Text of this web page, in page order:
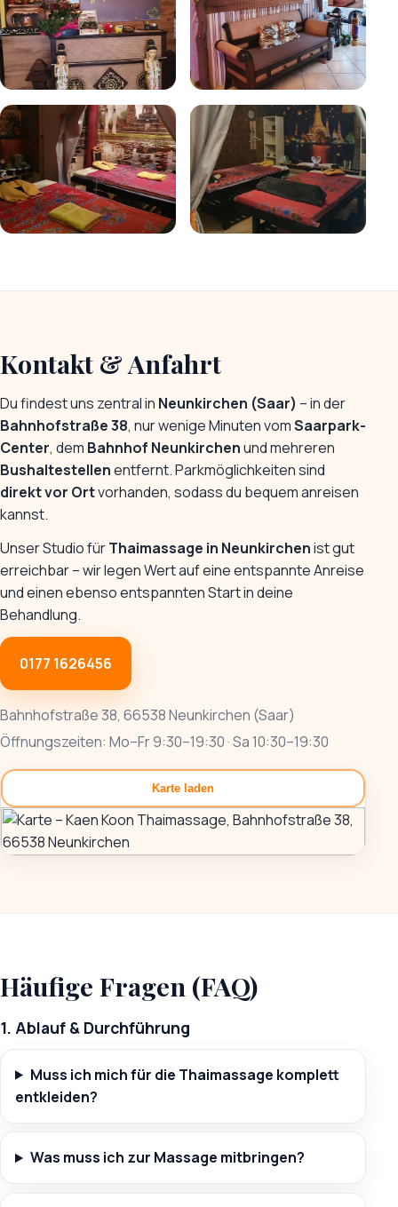
Kontakt & Anfahrt
Du findest uns zentral in Neunkirchen (Saar) – in der
Bahnhofstraße 38, nur wenige Minuten vomSaarpark-
Center, dem Bahnhof Neunkirchenund mehreren
Bushaltestellenentfernt. Parkmöglichkeiten sind
direkt vor Ortvorhanden, sodass du bequem anreisen
kannst.
Unser Studio fürThaimassage in Neunkirchenist gut
erreichbar – wir legen Wert auf eine entspannte Anreise
und einen ebenso entspannten Start in deine
Behandlung.
0177 1626456
Bahnhofstraße 38, 66538 Neunkirchen (Saar)
Öffnungszeiten: Mo–Fr 9:30–19:30 · Sa 10:30–19:30
Karte laden
Häufige Fragen (FAQ)
1. Ablauf & Durchführung
Muss ich mich für die Thaimassage komplett
entkleiden?
Was muss ich zur Massage mitbringen?